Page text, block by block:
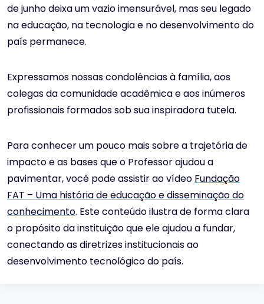
de junho deixa um vazio imensurável, mas seu legado
na educação, na tecnologia e no desenvolvimento do
país permanece.
Expressamos nossas condolências à família, aos
colegas da comunidade acadêmica e aos inúmeros
profissionais formados sob sua inspiradora tutela.
Para conhecer um pouco mais sobre a trajetória de
impacto e as bases que o Professor ajudou a
pavimentar, você pode assistir ao vídeo Fundação
FAT – Uma história de educação e disseminação do
conhecimento. Este conteúdo ilustra de forma clara
o propósito da instituição que ele ajudou a fundar,
conectando as diretrizes institucionais ao
desenvolvimento tecnológico do país.